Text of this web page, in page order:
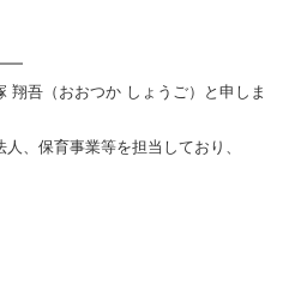
翔吾（おおつか しょうご）と申しま
、保育事業等を担当しており、